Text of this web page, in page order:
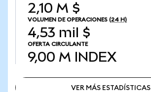
2,10 M $
VOLUMEN DE OPERACIONES (24 H)
4,53 mil $
OFERTA CIRCULANTE
9,00 M INDEX
VER MÁS ESTADÍSTICAS